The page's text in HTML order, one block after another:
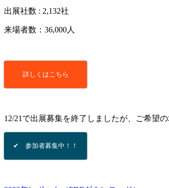
出展社数 : 2,132社
来場者数：36,000人
詳しくはこちら
12/21で出展募集を終了しましたが、ご希望
✔ 参加者募集中！！